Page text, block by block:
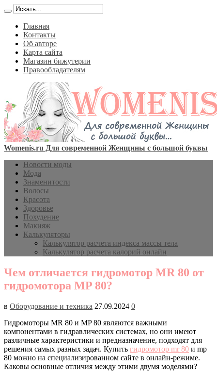
Главная
Контакты
Об авторе
Карта сайта
Магазин бижутерии
Правообладателям
Womenis.ru Для современной Женщины с большой буквы
Новости моды
Мода
Знаменитости
Волосы
Красота
Здоровье
Похудение
Макияж
Калькуляторы
Калькулятор расчета индекса массы тела
Калькулятор расчета калорий онлайн
Чем отличается гидромотор MR 80 от
гидромотора MP 80?
в Оборудование и техника 27.09.2024 0
Гидромоторы MR 80 и MP 80 являются важными
компонентами в гидравлических системах, но они имеют
различные характеристики и предназначение, подходят для
решения самых разных задач. Купить гидромотор mr 80 и mp
80 можно на специализированном сайте в онлайн-режиме.
Каковы основные отличия между этими двумя моделями?